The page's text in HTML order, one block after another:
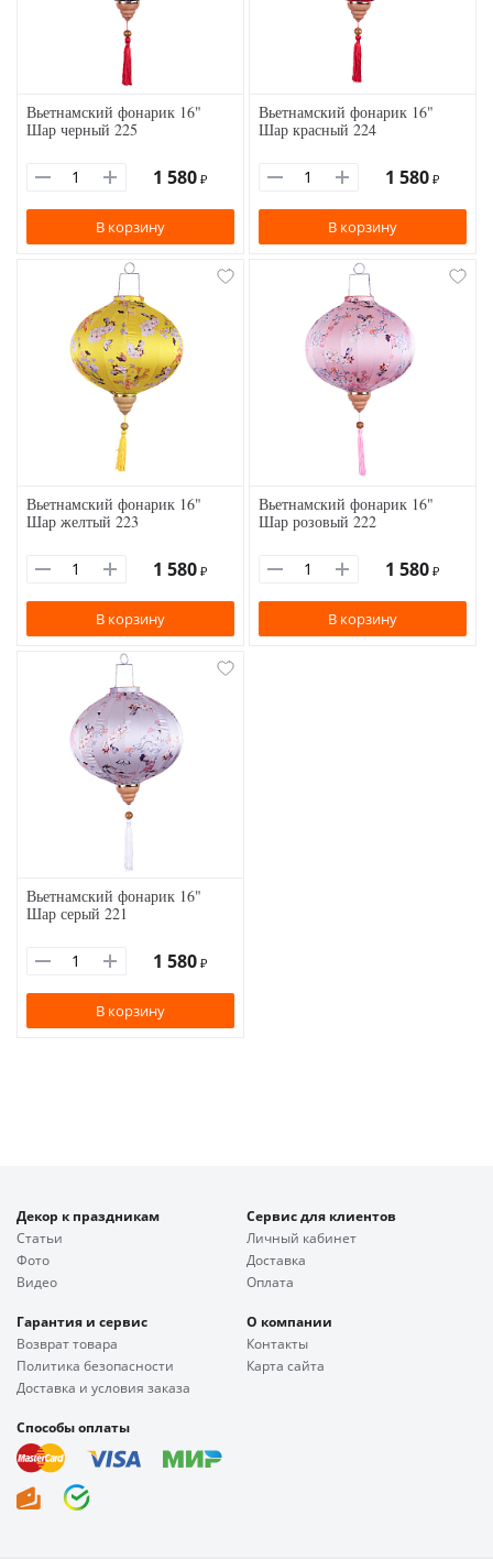
Вьетнамский фонарик 16"
Шар черный 225
1 580 ₽
В корзину
Вьетнамский фонарик 16"
Шар красный 224
1 580 ₽
В корзину
Вьетнамский фонарик 16"
Шар желтый 223
1 580 ₽
В корзину
Вьетнамский фонарик 16"
Шар розовый 222
1 580 ₽
В корзину
Вьетнамский фонарик 16"
Шар серый 221
1 580 ₽
В корзину
Декор к праздникам
Статьи
Фото
Видео
Сервис для клиентов
Личный кабинет
Доставка
Оплата
Гарантия и сервис
Возврат товара
Политика безопасности
Доставка и условия заказа
О компании
Контакты
Карта сайта
Способы оплаты